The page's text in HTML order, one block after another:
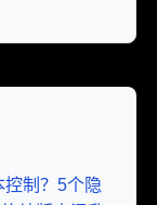
控制？5个隐